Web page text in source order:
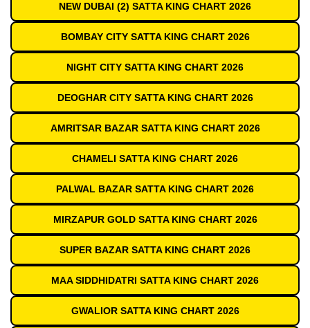
NEW DUBAI (2) SATTA KING CHART 2026
BOMBAY CITY SATTA KING CHART 2026
NIGHT CITY SATTA KING CHART 2026
DEOGHAR CITY SATTA KING CHART 2026
AMRITSAR BAZAR SATTA KING CHART 2026
CHAMELI SATTA KING CHART 2026
PALWAL BAZAR SATTA KING CHART 2026
MIRZAPUR GOLD SATTA KING CHART 2026
SUPER BAZAR SATTA KING CHART 2026
MAA SIDDHIDATRI SATTA KING CHART 2026
GWALIOR SATTA KING CHART 2026